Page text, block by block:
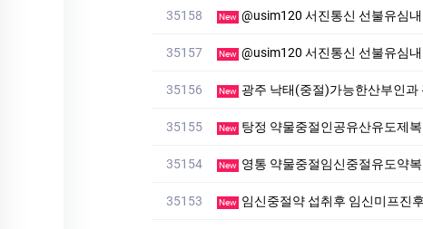
35158 New @usim120 서진통신 선불유심내구제
35157 New @usim120 서진통신 선불유심
35156 New 광주 낙태(중절)가능한산부인
35155 New 탕정 약물중절인공유산유도제
35154 New 영통 약물중절임신중절유도약
35153 New 임신중절약 섭취후 임신미프진